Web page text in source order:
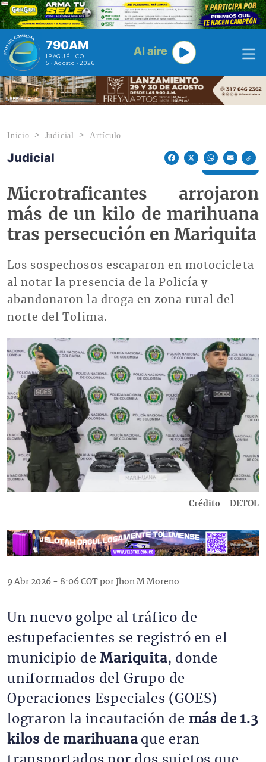
Pasar al contenido principal
790AM
IBAGUÉ - COL
5 · Agosto · 2026
Al aire
Inicio Judicial Artículo
Econoticias y Eventos
Judicial
FacebookX WhatsAppEmail
Microtraficantes arrojaron
más de un kilo de marihuana
tras persecución en Mariquita
Los sospechosos escaparon en motocicleta
al notar la presencia de la Policía y
abandonaron la droga en zona rural del
norte del Tolima.
Imagen
Crédito DETOL
9 Abr 2026 - 8:06 COT por Jhon M Moreno
Un nuevo golpe al tráfico de
estupefacientes se registró en el
municipio deMariquita, donde
uniformados del Grupo de
Operaciones Especiales (GOES)
lograron la incautación de más de 1.3
kilos de marihuanaque eran